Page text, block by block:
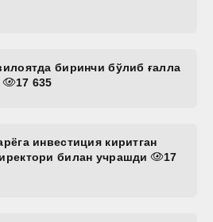
биринчи бўлиб ғалла
17 635
инвестиция киритган
билан учрашди
17